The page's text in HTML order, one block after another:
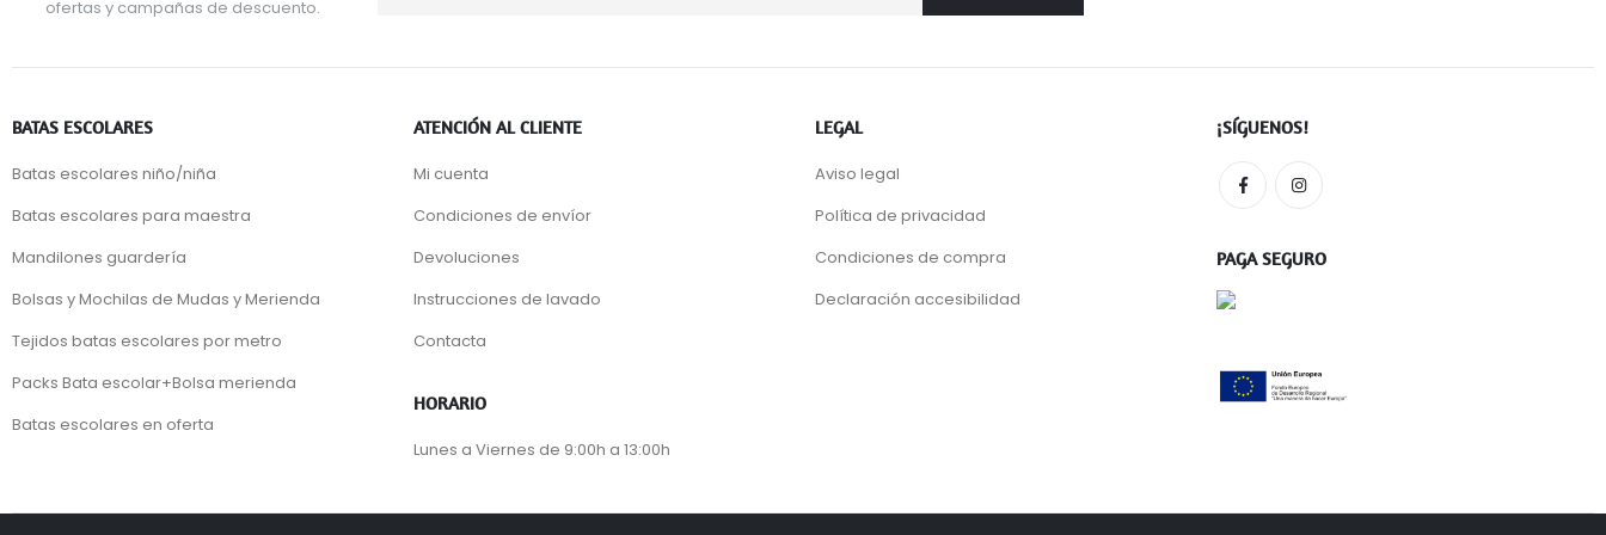
ofertas y campañas de descuento.
BATAS ESCOLARES
Batas escolares niño/niña
Batas escolares para maestra
Mandilones guardería
Bolsas y Mochilas de Mudas y Merienda
Tejidos batas escolares por metro
Packs Bata escolar+Bolsa merienda
Batas escolares en oferta
ATENCIÓN AL CLIENTE
Mi cuenta
Condiciones de envíor
Devoluciones
Instrucciones de lavado
Contacta
HORARIO
Lunes a Viernes de 9:00h a 13:00h
LEGAL
Aviso legal
Política de privacidad
Condiciones de compra
Declaración accesibilidad
¡SÍGUENOS!
PAGA SEGURO